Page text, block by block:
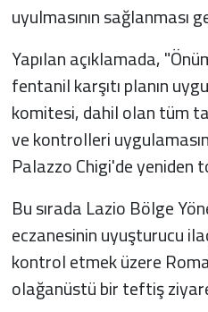
uyulmasının sağlanması
Yapılan açıklamada,
fentanil karşıtı planın
komitesi, dahil olan tüm
ve kontrolleri
Palazzo Chigi'de yeniden
Bu sırada Lazio Bölge
eczanesinin uyuşturucu
kontrol etmek üzere
olağanüstü bir teftiş